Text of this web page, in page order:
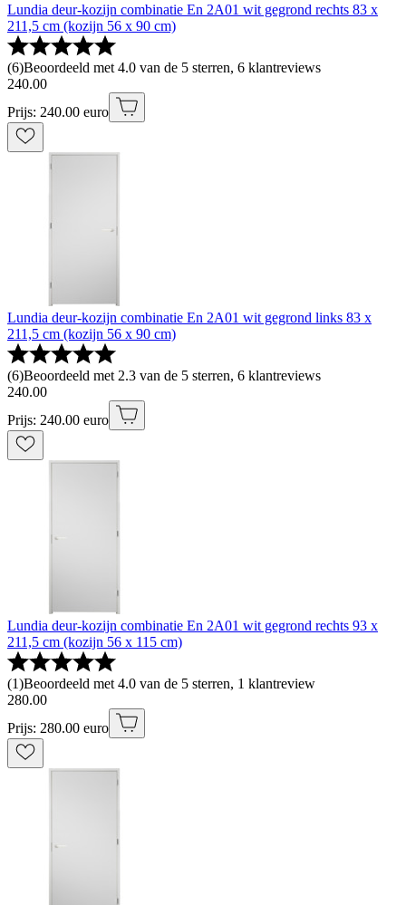
Lundia deur-kozijn combinatie En 2A01 wit gegrond rechts 83 x
211,5 cm (kozijn 56 x 90 cm)
(6)Beoordeeld met 4.0 van de 5 sterren, 6 klantreviews
240.00
Prijs: 240.00 euro
Lundia deur-kozijn combinatie En 2A01 wit gegrond links 83 x
211,5 cm (kozijn 56 x 90 cm)
(6)Beoordeeld met 2.3 van de 5 sterren, 6 klantreviews
240.00
Prijs: 240.00 euro
Lundia deur-kozijn combinatie En 2A01 wit gegrond rechts 93 x
211,5 cm (kozijn 56 x 115 cm)
(1)Beoordeeld met 4.0 van de 5 sterren, 1 klantreview
280.00
Prijs: 280.00 euro